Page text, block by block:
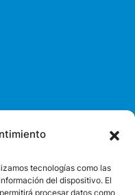
tecnologías como las
del dispositivo. El
procesar datos como